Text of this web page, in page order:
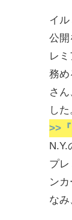
イ
公開
レ
務め
さ
した
>>
N.Y.
プ
ン
なみ